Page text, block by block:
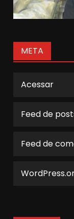
META
Acessar
Feed de
Feed de